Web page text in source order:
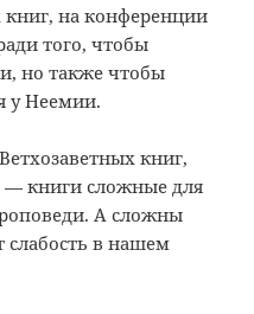
на конференции
того, чтобы
но также чтобы
у Неемии.
книг,
книги сложные для
А сложны
в нашем